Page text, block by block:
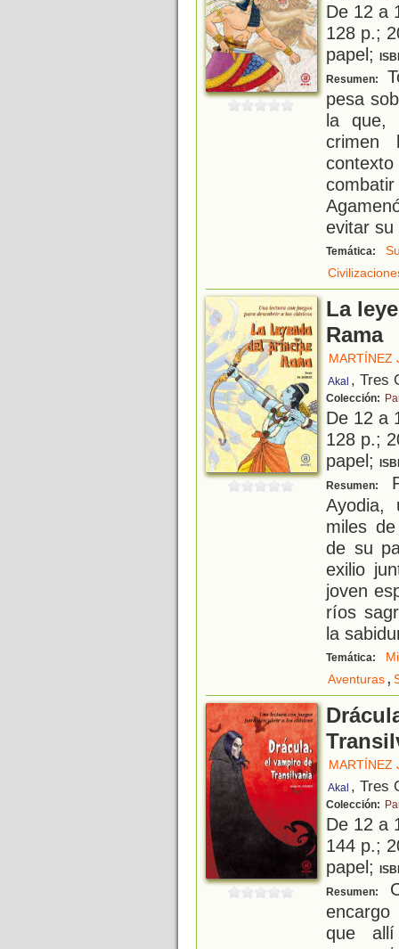
De 12 a
128 p.;
papel;
Resumen:
pesa
la que,
crimen
evitar su
Temática:
La
Rama
MARTÍNEZ
Akal , Tres
Colección:
De 12 a
128 p.;
papel;
Resumen:
Ayodia,
miles
de su
exilio
joven
ríos
la
Temática:
Aventuras,
MARTÍNEZ
Akal , Tres
Colección:
De 12 a
144 p.;
papel;
Resumen:
que